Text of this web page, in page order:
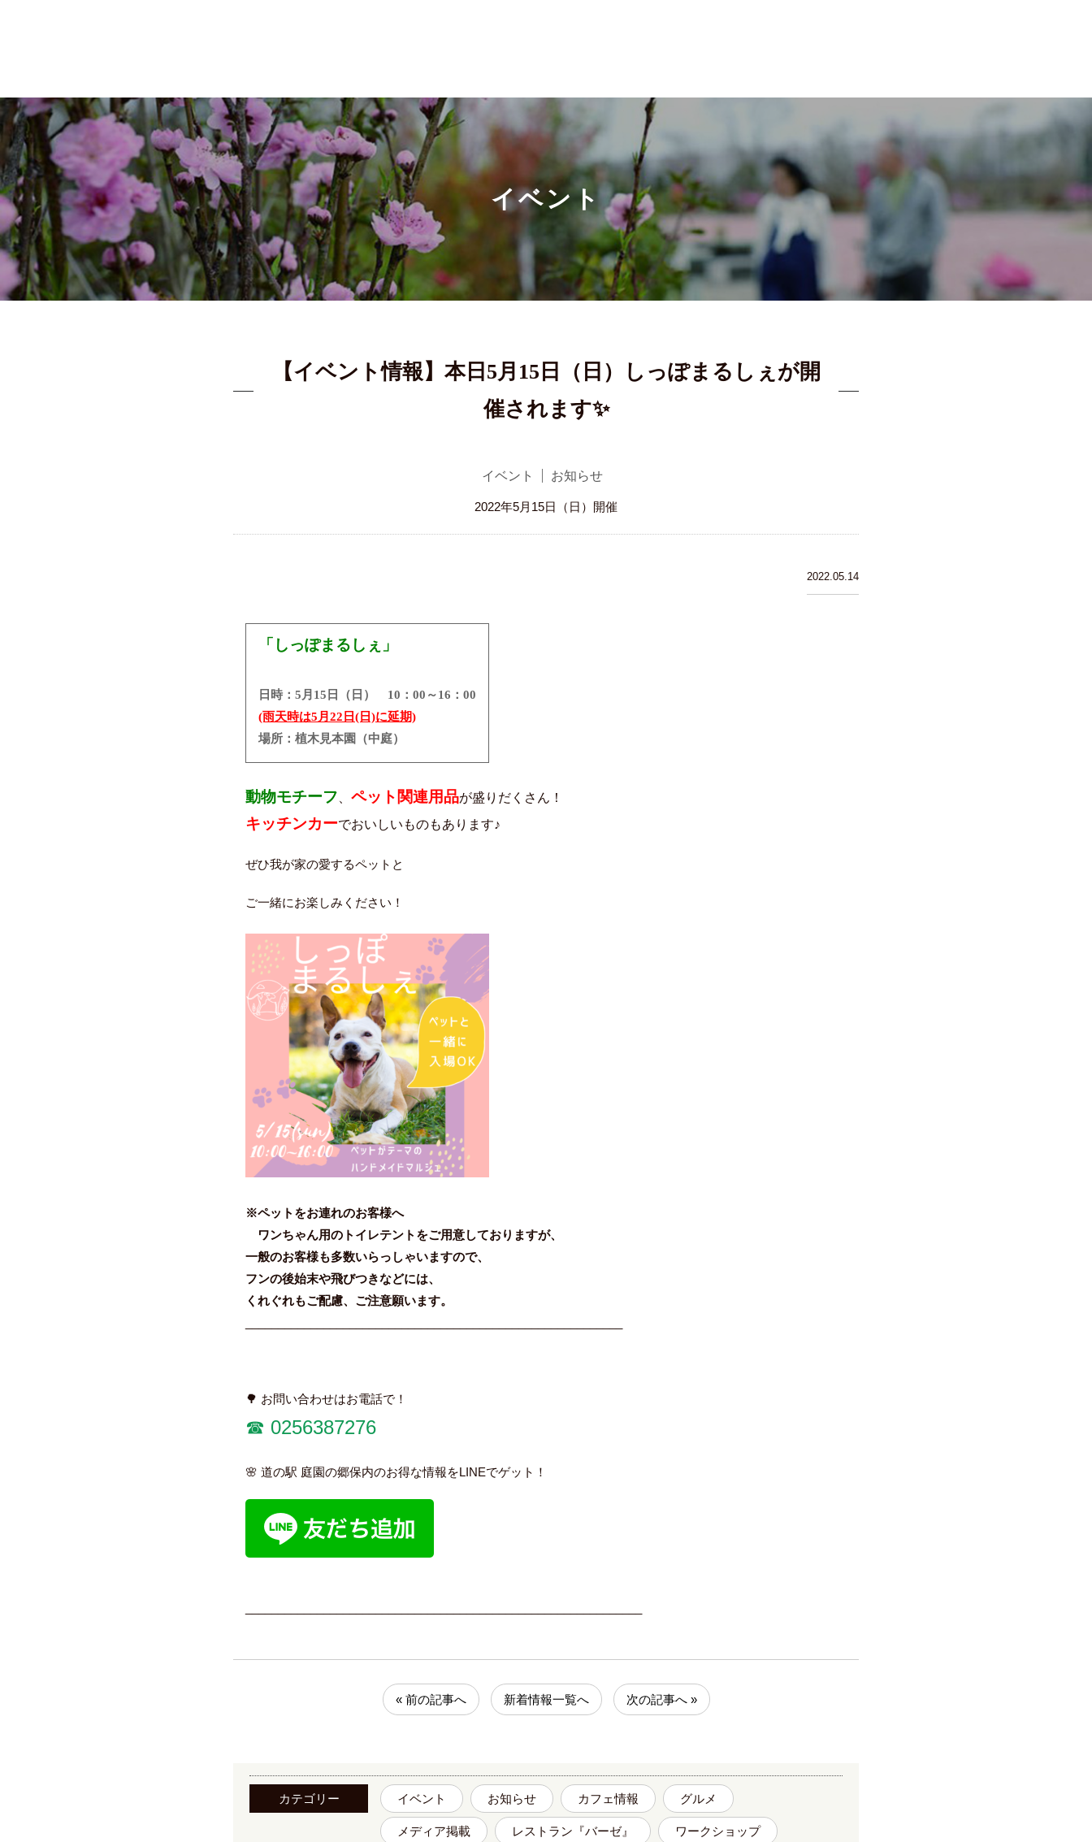
イベント
【イベント情報】本日5月15日（日）しっぽまるしぇが開
催されます✨
イベント お知らせ
2022年5月15日（日）開催
2022.05.14
「しっぽまるしぇ」
日時：5月15日（日） 10：00～16：00
(雨天時は5月22日(日)に延期)
場所：植木見本園（中庭）
動物モチーフ ペット関連用品が盛りだくさん！
キッチンカーでおいしいものもあります♪
ぜひ我が家の愛するペットと
ご一緒にお楽しみください！
※ペットをお連れのお客様へ
ワンちゃん用のトイレテントをご用意しておりますが、
一般のお客様も多数いらっしゃいますので、
フンの後始末や飛びつきなどには、
くれぐれもご配慮、ご注意願います。
🌳 お問い合わせはお電話で！
☎︎ 0256387276
🌸 道の駅 庭園の郷保内のお得な情報をLINEでゲット！
« 前の記事へ 新着情報一覧へ 次の記事へ »
カテゴリー イベント お知らせ カフェ情報 グルメ
メディア掲載 レストラン『バーゼ』 ワークショップ